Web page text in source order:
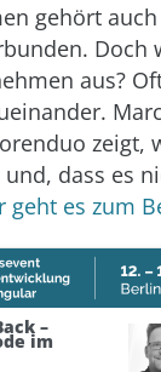
gehört
Doch
aus?
dass es
geht es zum